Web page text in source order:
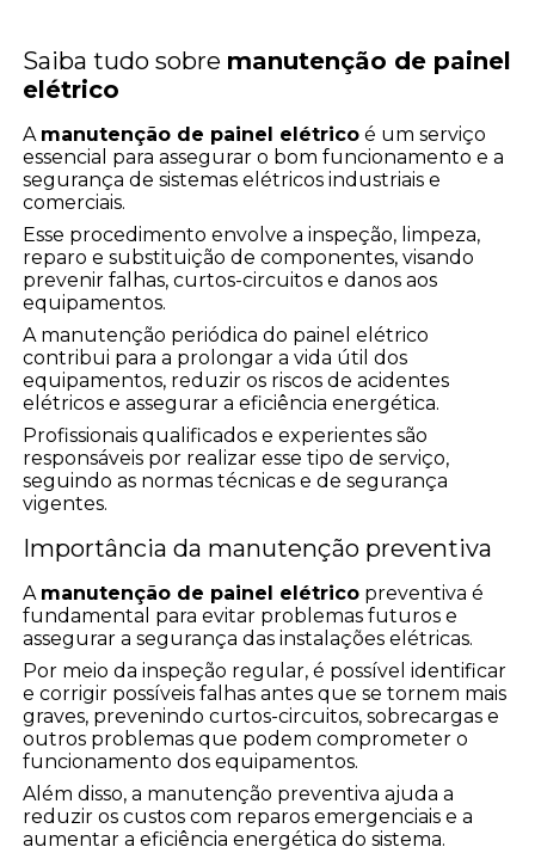
Saiba tudo sobre manutenção de painel
elétrico
A manutenção de painel elétrico é um serviço
essencial para assegurar o bom funcionamento e a
segurança de sistemas elétricos industriais e
comerciais.
Esse procedimento envolve a inspeção, limpeza,
reparo e substituição de componentes, visando
prevenir falhas, curtos-circuitos e danos aos
equipamentos.
A manutenção periódica do painel elétrico
contribui para a prolongar a vida útil dos
equipamentos, reduzir os riscos de acidentes
elétricos e assegurar a eficiência energética.
Profissionais qualificados e experientes são
responsáveis por realizar esse tipo de serviço,
seguindo as normas técnicas e de segurança
vigentes.
Importância da manutenção preventiva
A manutenção de painel elétrico preventiva é
fundamental para evitar problemas futuros e
assegurar a segurança das instalações elétricas.
Por meio da inspeção regular, é possível identificar
e corrigir possíveis falhas antes que se tornem mais
graves, prevenindo curtos-circuitos, sobrecargas e
outros problemas que podem comprometer o
funcionamento dos equipamentos.
Além disso, a manutenção preventiva ajuda a
reduzir os custos com reparos emergenciais e a
aumentar a eficiência energética do sistema.